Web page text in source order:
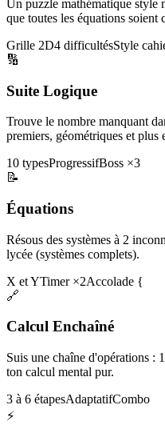
Un puzzle mathématique style
que toutes les équations soient
Grille 2D4 difficultésStyle
🔢
Suite Logique
Trouve le nombre manquant
premiers, géométriques et plus
10 typesProgressifBoss ×3
📝
Équations
Résous des systèmes à 2
lycée (systèmes complets).
X et YTimer ×2Accolade {
🔗
Calcul Enchaîné
Suis une chaîne
ton calcul mental pur.
3 à 6 étapesAdaptatifCombo
⚡